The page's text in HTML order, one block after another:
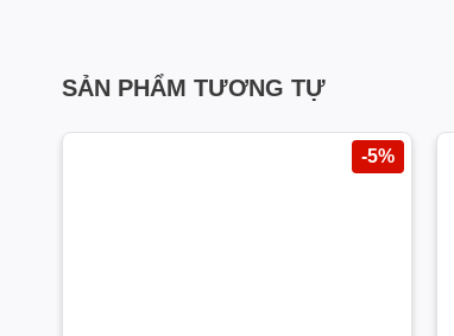
SẢN PHẨM TƯƠNG TỰ
-5%